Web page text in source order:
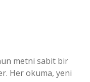
metni sabit bir
Her okuma, yeni